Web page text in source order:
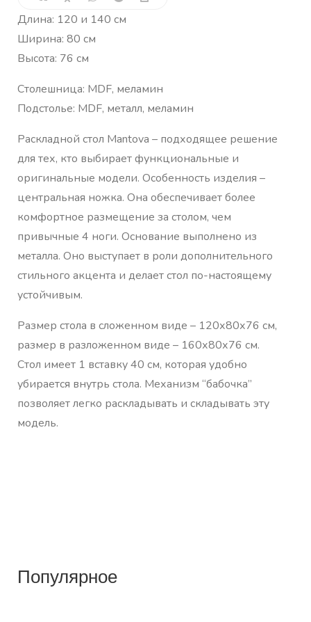
Длина: 120 и 140 см
Ширина: 80 см
Высота: 76 см
Столешница: MDF, меламин
Подстолье: MDF, металл, меламин
Раскладной стол Mantova – подходящее решение
для тех, кто выбирает функциональные и
оригинальные модели. Особенность изделия –
центральная ножка. Она обеспечивает более
комфортное размещение за столом, чем
привычные 4 ноги. Основание выполнено из
металла. Оно выступает в роли дополнительного
стильного акцента и делает стол по-настоящему
устойчивым.
Размер стола в сложенном виде – 120х80х76 см,
размер в разложенном виде – 160х80х76 см.
Стол имеет 1 вставку 40 см, которая удобно
убирается внутрь стола. Механизм “бабочка”
позволяет легко раскладывать и складывать эту
модель.
Популярное